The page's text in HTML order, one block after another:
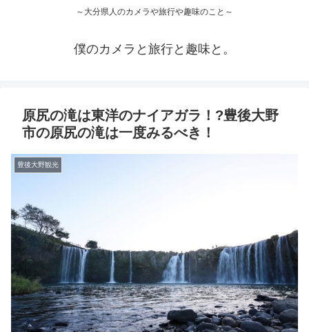
～大分県人のカメラや旅行や趣味のこと～
僕のカメラと旅行と趣味と。
原尻の滝は東洋のナイアガラ！?豊後大野
市の原尻の滝は一度みるべき！
豊後大野観光